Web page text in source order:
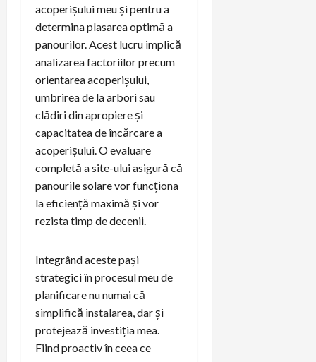
acoperișului meu și pentru a
determina plasarea optimă a
panourilor. Acest lucru implică
analizarea factoriilor precum
orientarea acoperișului,
umbrirea de la arbori sau
clădiri din apropiere și
capacitatea de încărcare a
acoperișului. O evaluare
completă a site-ului asigură că
panourile solare vor funcționa
la eficiență maximă și vor
rezista timp de decenii.
Integrând aceste pași
strategici în procesul meu de
planificare nu numai că
simplifică instalarea, dar și
protejează investiția mea.
Fiind proactiv în ceea ce